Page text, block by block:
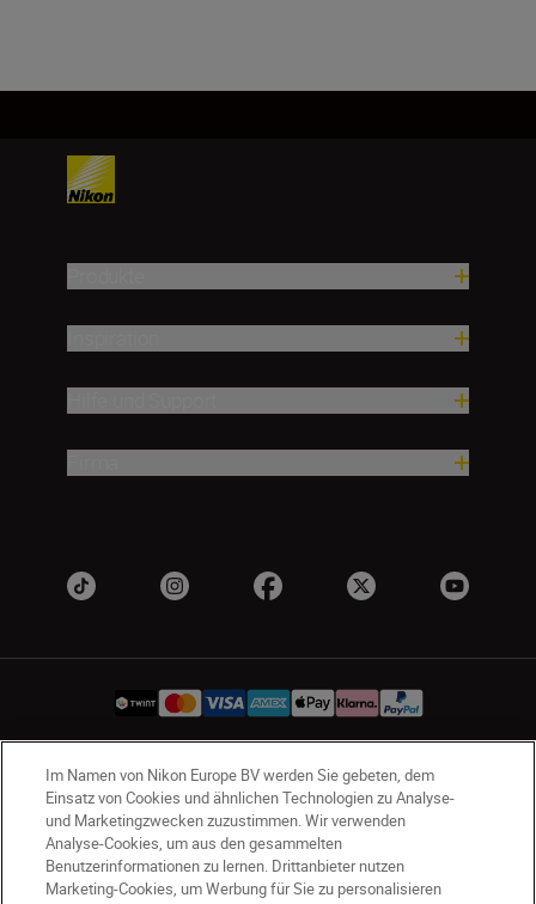
CH Nikon Sites
Kontaktieren Sie uns
Datenschutzhinweis
Nutzungsbedingungen
Geschäftsbedingungen des Nikon Stores
Im Namen von Nikon Europe BV werden Sie gebeten, dem
Einsatz von Cookies und ähnlichen Technologien zu Analyse-
und Marketingzwecken zuzustimmen. Wir verwenden
Analyse-Cookies, um aus den gesammelten
Benutzerinformationen zu lernen. Drittanbieter nutzen
Marketing-Cookies, um Werbung für Sie zu personalisieren